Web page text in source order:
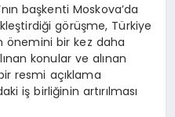
başkenti Moskova’da
görüşme, Türkiye
önemini bir kez daha
konular ve alınan
resmi açıklama
iş birliğinin artırılması